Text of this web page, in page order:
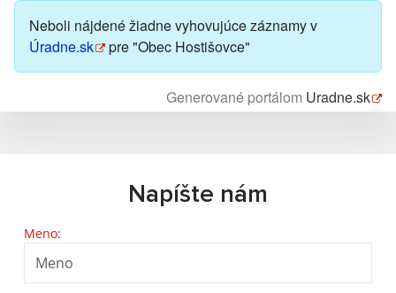
Neboli nájdené žiadne vyhovujúce záznamy v
Úradne.sk
pre "Obec Hostišovce"
Generované portálom Uradne.sk
Napíšte nám
Meno: